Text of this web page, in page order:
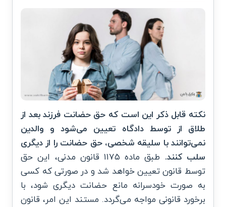
نکته قابل ذکر این است که حق حضانت فرزند بعد از
طلاق از توسط دادگاه تعیین می‌شود و والدین
نمی‌توانند با سلیقه شخصی، حق حضانت را از دیگری
سلب کنند.
طبق ماده ۱۱۷۵ قانون مدنی، این حق
توسط قانون تعیین خواهد شد و در صورتی که کسی
به صورت خودسرانه مانع حضانت دیگری شود، با
برخورد قانونی مواجه می‌گردد. مستند این امر، قانون